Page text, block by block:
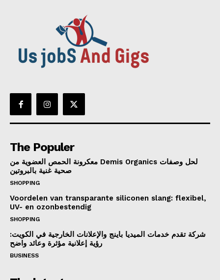
The Populer
معكرونة الحمص العضوية من Demis Organics لحل وصفات
صحية غنية بالبروتين
SHOPPING
Voordelen van transparante siliconen slang: flexibel,
UV- en ozonbestendig
SHOPPING
شركة تقدم خدمات الميديا باينج والإعلانات الخارجية في الكويت:
رؤية إعلانية مؤثرة وعائد واضح
BUSINESS